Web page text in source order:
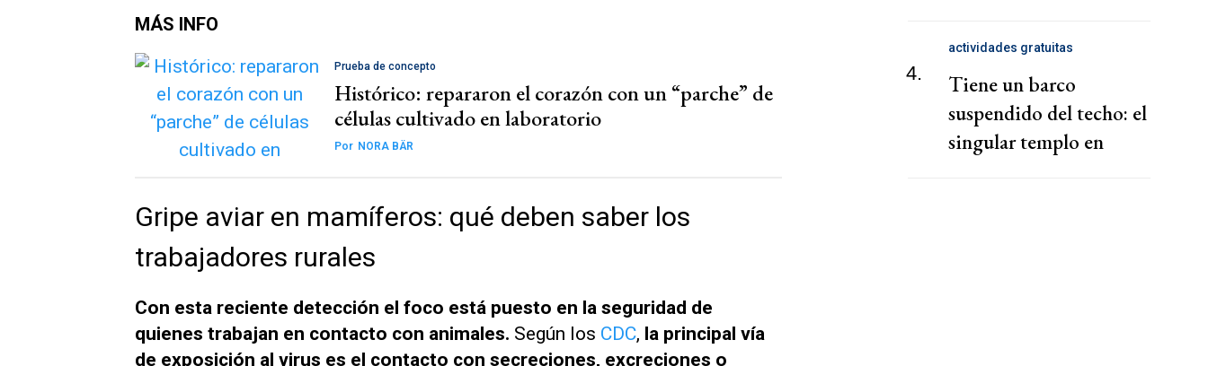
MÁS INFO
Prueba de concepto
Histórico: repararon el corazón con un “parche” de
células cultivado en laboratorio
Por NORA BÄR
Gripe aviar en mamíferos: qué deben saber los
trabajadores rurales
Con esta reciente detección el foco está puesto en la seguridad de
quienes trabajan en contacto con animales. Según los CDC, la principal vía
de exposición al virus es el contacto con secreciones, excreciones o
4.
actividades gratuitas
Tiene un barco
suspendido del techo: el
singular templo en